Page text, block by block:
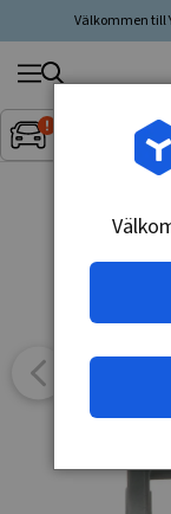
Välkommen till
Sök
produkt,
tillverkare,